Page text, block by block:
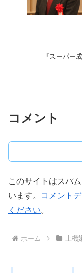
『スーパー
コメント
このサイトはスパ
います。
コメント
ください。
ホーム 上